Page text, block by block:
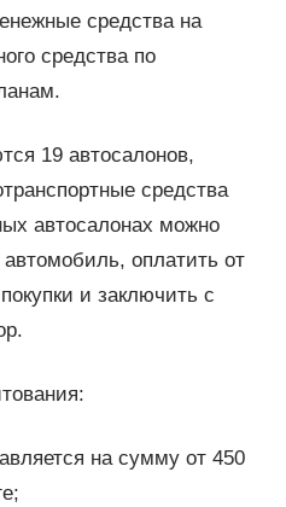
средства на
средства по
19 автосалонов,
средства
автосалонах можно
оплатить от
и заключить с
на сумму от 450